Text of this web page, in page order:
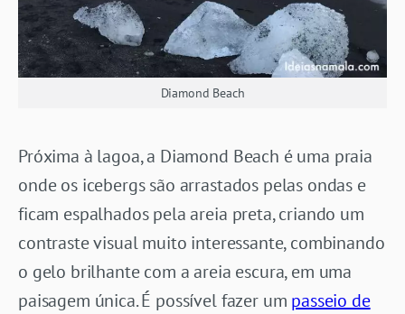
Diamond Beach
Próxima à lagoa, a Diamond Beach é uma praia
onde os icebergs são arrastados pelas ondas e
ficam espalhados pela areia preta, criando um
contraste visual muito interessante, combinando
o gelo brilhante com a areia escura, em uma
paisagem única. É possível fazer um passeio de